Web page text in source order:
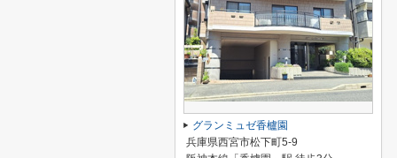
グランミュゼ香櫨園
兵庫県西宮市松下町5-9